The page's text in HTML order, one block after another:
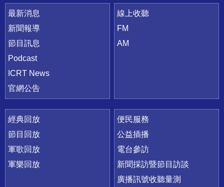
最新消息
新聞報導
節目訊息
Podcast
ICRT News
官網公告
線上收聽
FM
AM
經典回放
節目回放
軍歌回放
軍樂回放
便民服務
公益插播
電台參訪
新聞採訪暨節目訪談
廣播訊號收聽量測